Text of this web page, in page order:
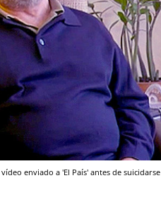
enviado a 'El País' antes de suicidarse